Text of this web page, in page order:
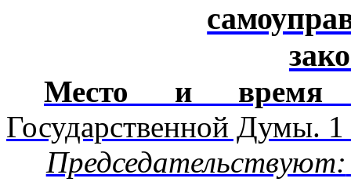
Место и время
Государственной Думы. 1
Председательствуют: